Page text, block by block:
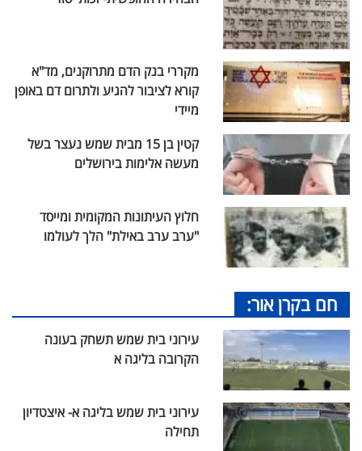
מקררי בנק הדם מתרוקנים, מד"א
קורא לציבור להגיע ולתרום דם באופן
מיידי
קטין בן 15 מבית שמש נעצר בשל
מעשה אלימות בירושלים
חלוץ העיתונות המקומית ומייסד
"ערב ערב באילת" הלך לעולמו
חם בקרן אור:
עירוני בית שמש תשחק בעונה
הקרובה בליגה א
עירוני בית שמש בליגה א- איצטדיון
תחילה